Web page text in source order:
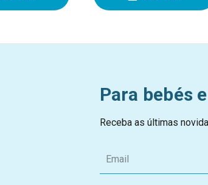
Para bebés
Receba as últimas
m